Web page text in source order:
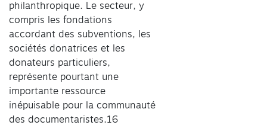
philanthropique. Le secteur, y
compris les fondations
accordant des subventions, les
sociétés donatrices et les
donateurs particuliers,
représente pourtant une
importante ressource
inépuisable pour la communauté
des documentaristes.16